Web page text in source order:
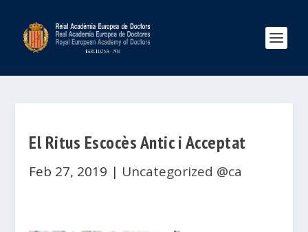
El Ritus Escocès Antic i Acceptat
Feb 27, 2019 | Uncategorized @ca